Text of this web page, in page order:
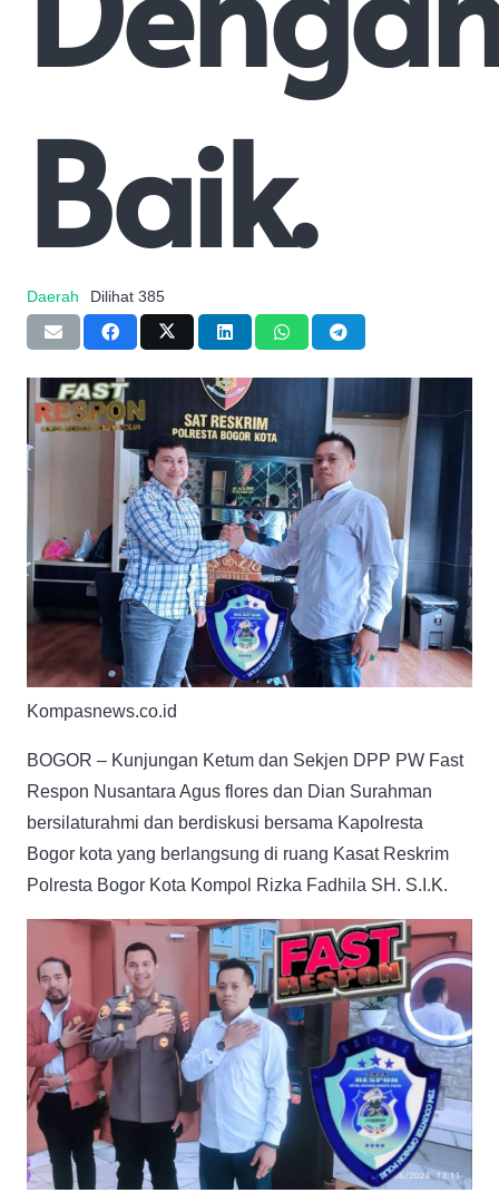
Baik.
Daerah Dilihat 385
Kompasnews.co.id
BOGOR – Kunjungan Ketum dan Sekjen DPP PW Fast
Respon Nusantara Agus flores dan Dian Surahman
bersilaturahmi dan berdiskusi bersama Kapolresta
Bogor kota yang berlangsung di ruang Kasat Reskrim
Polresta Bogor Kota Kompol Rizka Fadhila SH. S.I.K.